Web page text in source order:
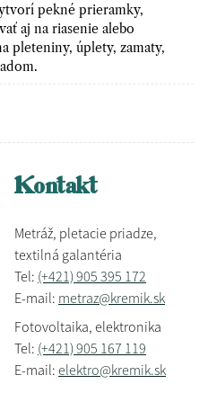
pekné prieramky,
aj na riasenie alebo
pleteniny, úplety, zamaty,
Kontakt
Metráž, pletacie priadze,
textilná galantéria
Tel: (+421) 905 395 172
E-mail: metraz@kremik.sk
Fotovoltaika, elektronika
Tel: (+421) 905 167 119
E-mail: elektro@kremik.sk